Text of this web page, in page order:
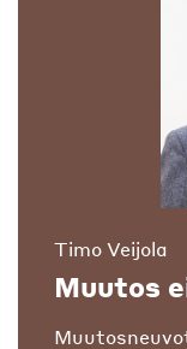
Timo Veijola
Muutos